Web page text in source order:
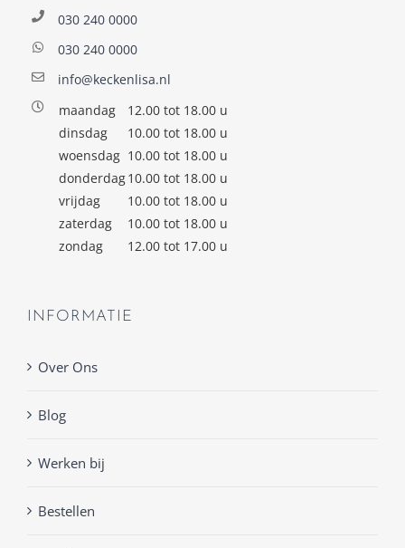
030 240 0000
030 240 0000
info@keckenlisa.nl
maandag
12.00 tot 18.00 u
dinsdag
10.00 tot 18.00 u
woensdag 10.00 tot 18.00 u
donderdag10.00 tot 18.00 u
vrijdag
10.00 tot 18.00 u
zaterdag
10.00 tot 18.00 u
zondag
12.00 tot 17.00 u
INFORMATIE
Over Ons
Blog
Werken bij
Bestellen